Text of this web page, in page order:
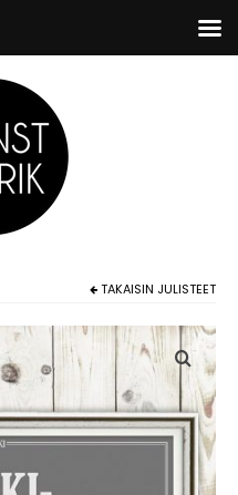
TAKAISIN JULISTEET